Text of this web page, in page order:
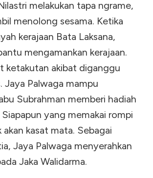
melakukan tapa ngrame,
menolong sesama. Ketika
kerajaan Bata Laksana,
mengamankan kerajaan.
ketakutan akibat diganggu
Jaya Palwaga mampu
Subrahman memberi hadiah
yang memakai rompi
kasat mata. Sebagai
Jaya Palwaga menyerahkan
Jaka Walidarma.